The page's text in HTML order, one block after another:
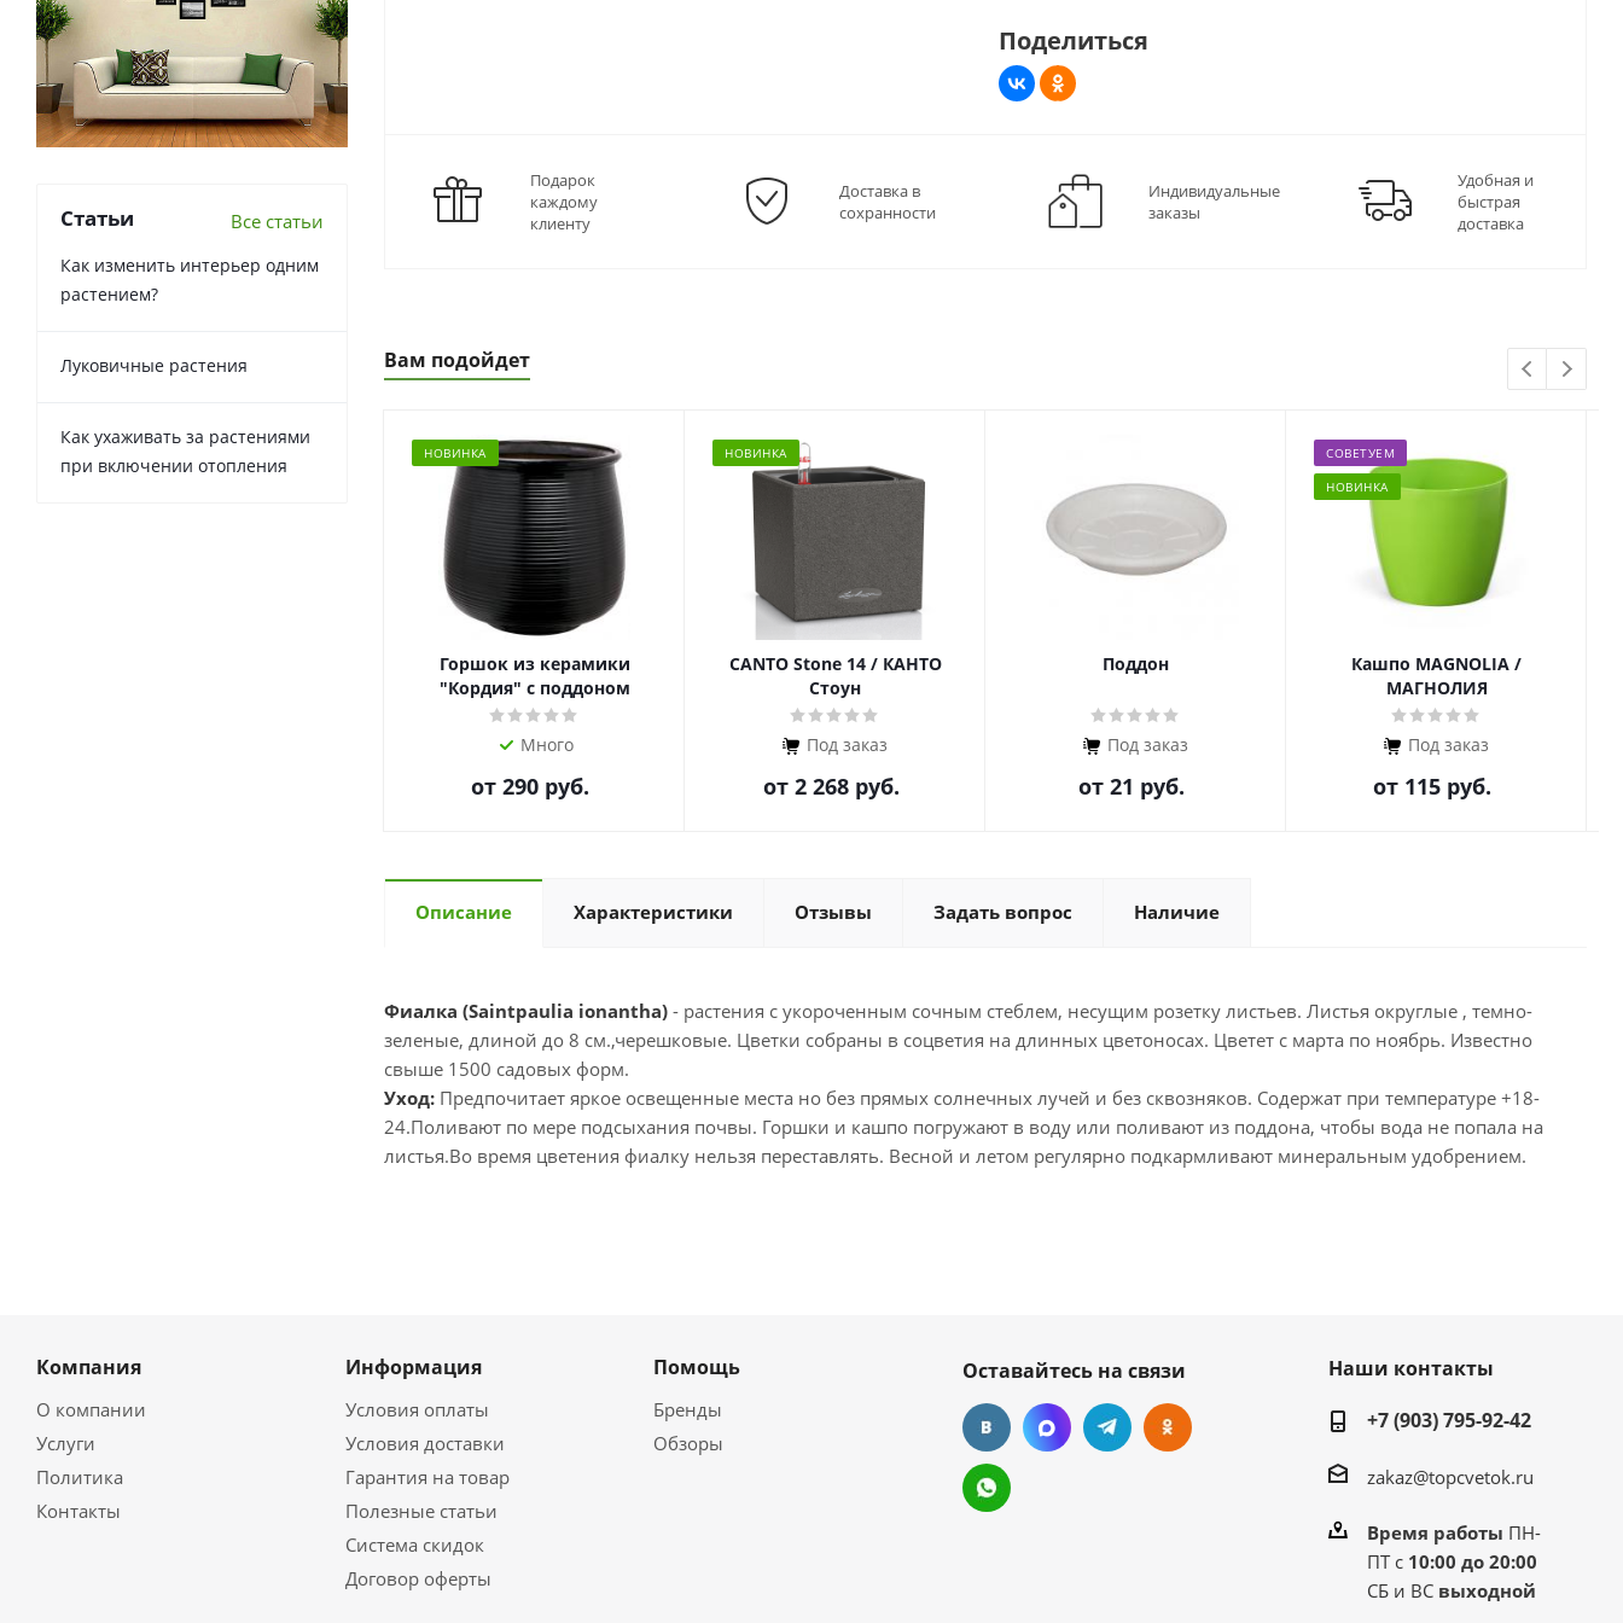
Поделиться
Подарок
каждому
клиенту
Доставка в
сохранности
Индивидуальные
заказы
Удобная и
быстрая
доставка
Вам подойдет
НОВИНКА
Горшок из керамики
"Кордия" с поддоном
Много
от 290 руб.
НОВИНКА
CANTO Stone 14 / КАНТО
Стоун
Под заказ
от 2 268 руб.
Поддон
Под заказ
от 21 руб.
СОВЕТУЕМ
НОВИНКА
Кашпо MAGNOLIА /
МАГНОЛИЯ
Под заказ
от 115 руб.
Описание Характеристики Отзывы Задать вопрос Наличие
Фиалка (Saintpaulia ionantha) - растения с укороченным сочным стеблем, несущим розетку листьев. Листья округлые , темно-
зеленые, длиной до 8 см.,черешковые. Цветки собраны в соцветия на длинных цветоносах. Цветет с марта по ноябрь. Известно
свыше 1500 садовых форм.
Уход: Предпочитает яркое освещенные места но без прямых солнечных лучей и без сквозняков. Содержат при температуре +18-
24.Поливают по мере подсыхания почвы. Горшки и кашпо погружают в воду или поливают из поддона, чтобы вода не попала на
листья.Во время цветения фиалку нельзя переставлять. Весной и летом регулярно подкармливают минеральным удобрением.
Статьи Все статьи
Как изменить интерьер одним
растением?
Луковичные растения
Как ухаживать за растениями
при включении отопления
Компания
О компании
Услуги
Политика
Контакты
Информация
Условия оплаты
Условия доставки
Гарантия на товар
Полезные статьи
Система скидок
Договор оферты
Помощь
Бренды
Обзоры
Оставайтесь на связи
Наши контакты
+7 (903) 795-92-42
zakaz@topcvetok.ru
Время работы ПН-
ПТ с 10:00 до 20:00
СБ и ВС выходной